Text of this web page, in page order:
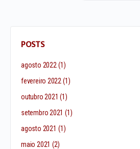
POSTS
agosto 2022 (1)
fevereiro 2022 (1)
outubro 2021 (1)
setembro 2021 (1)
agosto 2021 (1)
maio 2021 (2)